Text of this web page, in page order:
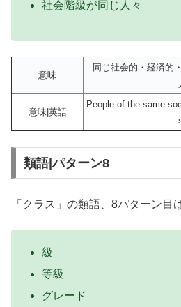
社会階級が同じ人々
意味
同じ社会的・経済的
意味|英語
People of the same
類語|パターン8
「クラス」の類語、8パターン目
級
等級
グレード